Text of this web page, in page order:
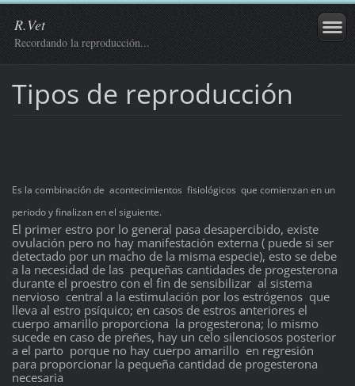
R.Vet
Recordando la reproducción...
Tipos de reproducción
Es la combinación de acontecimientos fisiológicos que comienzan en un
periodo y finalizan en el siguiente.
El primer estro por lo general pasa desapercibido, existe
ovulación pero no hay manifestación externa ( puede si ser
detectado por un macho de la misma especie), esto se debe
a la necesidad de las pequeñas cantidades de progesterona
durante el proestro con el fin de sensibilizar al sistema
nervioso central a la estimulación por los estrógenos que
lleva al estro psíquico; en casos de estros anteriores el
cuerpo amarillo proporciona la progesterona; lo mismo
sucede en caso de preñes, hay un celo silenciosos posterior
a el parto porque no hay cuerpo amarillo en regresión
para proporcionar la pequeña cantidad de progesterona
necesaria